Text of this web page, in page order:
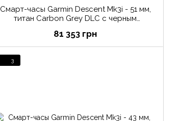
Смарт-часы Garmin Descent Mk3i - 51 мм,
титан Carbon Grey DLC с черным
81 353 грн
3